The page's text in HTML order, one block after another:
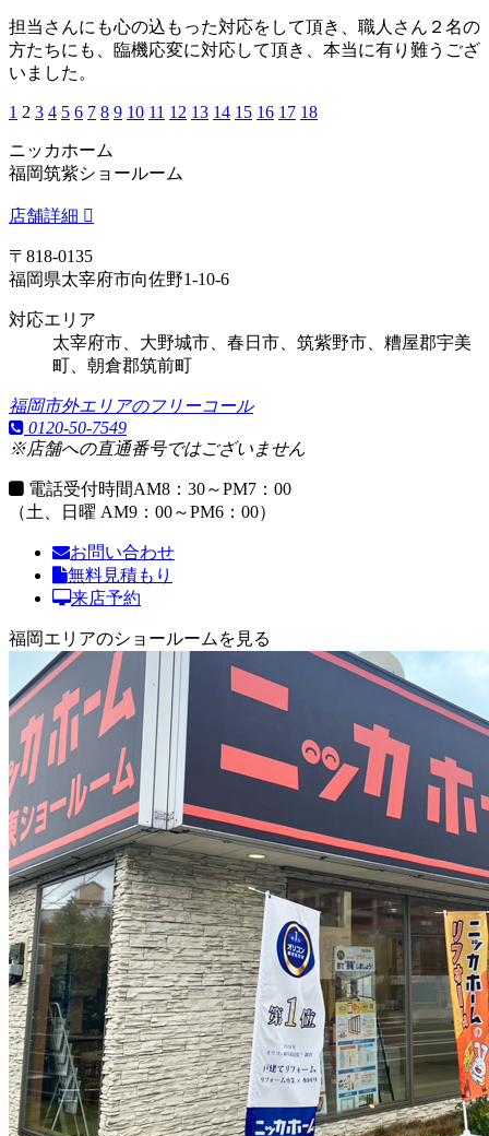
担当さんにも心の込もった対応をして頂き、職人さん２名の
方たちにも、臨機応変に対応して頂き、本当に有り難うござ
いました。
1 2 3 4 5 6 7 8 9 10 11 12 13 14 15 16 17 18
ニッカホーム
福岡筑紫ショールーム
店舗詳細
〒818-0135
福岡県太宰府市向佐野1-10-6
対応エリア
太宰府市、大野城市、春日市、筑紫野市、糟屋郡宇美
町、朝倉郡筑前町
福岡市外エリアのフリーコール
0120-50-7549
※店舗への直通番号ではございません
電話受付時間AM8：30～PM7：00
（土、日曜 AM9：00～PM6：00）
お問い合わせ
無料見積もり
来店予約
福岡エリアのショールームを見る